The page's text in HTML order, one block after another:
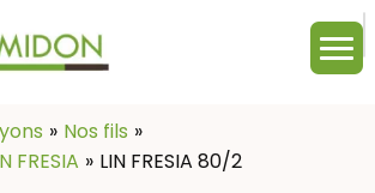
Nos fils
FRESIA
LIN FRESIA 80/2